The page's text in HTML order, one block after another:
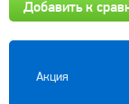
Добавить к
Акция